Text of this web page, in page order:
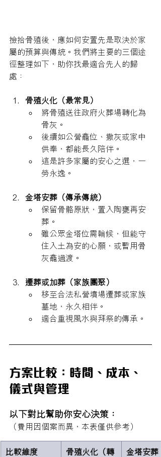
撿拾骨殖後，應如何安置先是取決於家
屬的預算與傳統。我們將主要的三個途
徑整理如下，助你找最適合先人的歸
處：
骨殖火化（最常見）
將骨殖送往政府火葬場轉化為
骨灰。
後續如公營龕位、撒灰或家中
供奉，都能長久陪伴。
這是許多家屬的安心之選，一
勞永逸。
金塔安葬（傳承傳統）
保留骨骼原狀，置入陶甕再安
葬。
雖公眾金塔位需輪候，但能守
住入土為安的心願，或暫用骨
灰龕過渡。
遷葬或加葬（家族團聚）
移至合法私營墳場遷葬或家族
墓地，永久相伴。
適合重視風水與拜祭的傳承。
方案比較：時間、成本、
儀式與管理
以下對比幫助你安心決策：
（費用因個案而異，本表僅供參考）
比較維度
骨殖火化（轉
金塔安葬